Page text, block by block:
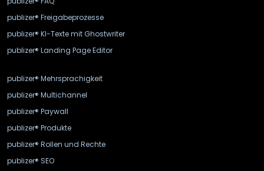
publizer® Freigabeprozesse
publizer® KI-Texte mit Ghostwriter
publizer® Landing Page Editor
publizer® Mehrsprachigkeit
publizer® Multichannel
publizer® Paywall
publizer® Produkte
publizer® Rollen und Rechte
publizer® SEO